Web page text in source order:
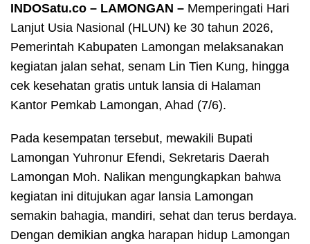
INDOSatu.co – LAMONGAN – Memperingati Hari
Lanjut Usia Nasional (HLUN) ke 30 tahun 2026,
Pemerintah Kabupaten Lamongan melaksanakan
kegiatan jalan sehat, senam Lin Tien Kung, hingga
cek kesehatan gratis untuk lansia di Halaman
Kantor Pemkab Lamongan, Ahad (7/6).
Pada kesempatan tersebut, mewakili Bupati
Lamongan Yuhronur Efendi, Sekretaris Daerah
Lamongan Moh. Nalikan mengungkapkan bahwa
kegiatan ini ditujukan agar lansia Lamongan
semakin bahagia, mandiri, sehat dan terus berdaya.
Dengan demikian angka harapan hidup Lamongan